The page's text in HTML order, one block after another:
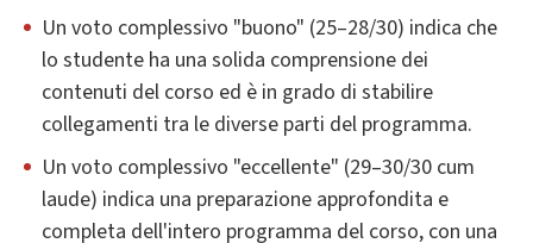
Un voto complessivo "buono" (25–28/30) indica che
lo studente ha una solida comprensione dei
contenuti del corso ed è in grado di stabilire
collegamenti tra le diverse parti del programma.
Un voto complessivo "eccellente" (29–30/30 cum
laude) indica una preparazione approfondita e
completa dell'intero programma del corso, con una